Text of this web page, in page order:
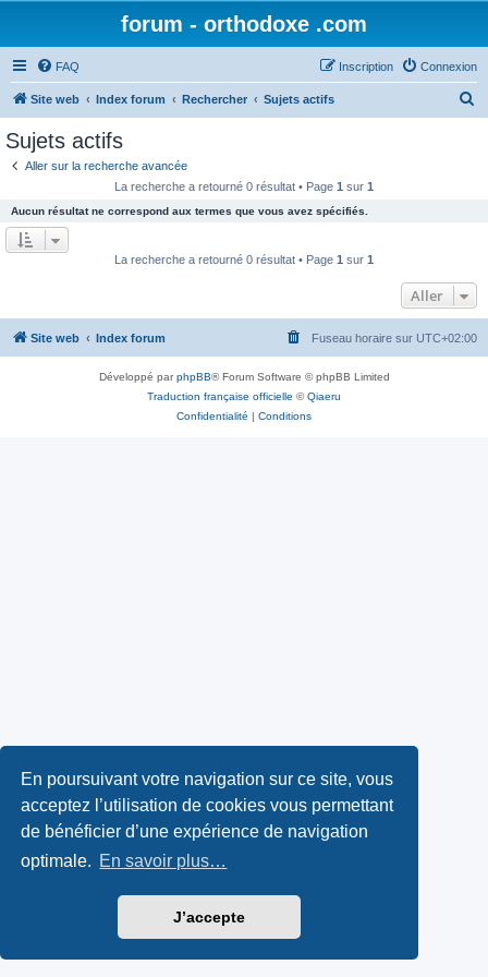
En poursuivant votre navigation sur ce site, vous
acceptez l’utilisation de cookies vous permettant
de bénéficier d’une expérience de navigation
optimale. En savoir plus…
J’accepte
forum - orthodoxe .com
FAQ Connexion
Inscription
Site web Index forum Rechercher Sujets actifs
e
r
Sujets actifs
Aller sur la recherche avancée
La recherche a retourné 0 résultat • Page 1 sur 1
Aucun résultat ne correspond aux termes que vous avez spécifiés.
La recherche a retourné 0 résultat • Page 1 sur 1
Aller
Site web Index forum Fuseau horaire sur UTC+02:00
Développé parphpBB® Forum Software © phpBB Limited
Traduction française officielle ©Qiaeru
Confidentialité | Conditions